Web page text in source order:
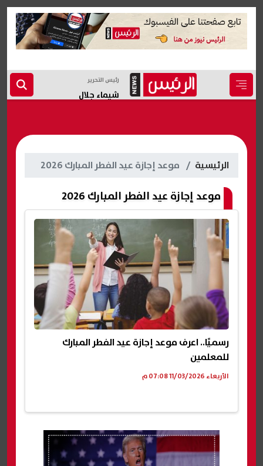
رئيس التحرير
شيماء جلال
الرئيسية موعد إجازة عيد الفطر المبارك 2026
موعد إجازة عيد الفطر المبارك 2026
رسميًا.. اعرف موعد إجازة عيد الفطر المبارك
للمعلمين
الأربعاء 11/03/2026 07:08 م